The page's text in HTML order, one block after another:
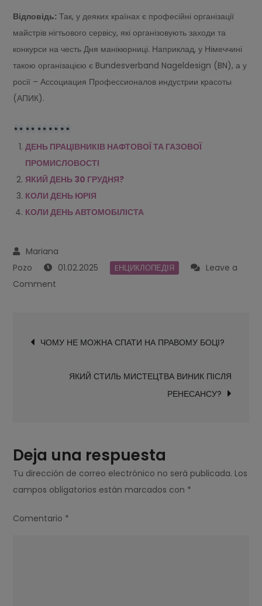
Відповідь: Так, у деяких країнах є професійні організації
майстрів нігтьового сервісу, які організовують заходи та
конкурси на честь Дня манікюрниці. Наприклад, у Німеччині
такою організацією є Bundesverband Nageldesign (BN), а у
росії – Ассоциация Профессионалов индустрии красоты
(АПИК).
ДЕНЬ ПРАЦІВНИКІВ НАФТОВОЇ ТА ГАЗОВОЇ
ПРОМИСЛОВОСТІ
ЯКИЙ ДЕНЬ 30 ГРУДНЯ?
КОЛИ ДЕНЬ ЮРІЯ
КОЛИ ДЕНЬ АВТОМОБІЛІСТА
01.02.2025 EНЦИКЛОПЕДІЯ
Leave a
Comment
de
entradas
ЧОМУ НЕ МОЖНА СПАТИ НА ПРАВОМУ БОЦІ?
ЯКИЙ СТИЛЬ МИСТЕЦТВА ВИНИК ПІСЛЯ
РЕНЕСАНСУ?
Deja una respuesta
Tu dirección de correo electrónico no será publicada. Los
campos obligatorios están marcados con *
Comentario *